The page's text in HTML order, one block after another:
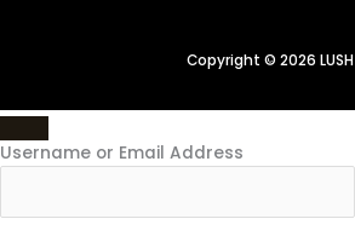
Copyright © 2026 LUSH
Username or Email Address